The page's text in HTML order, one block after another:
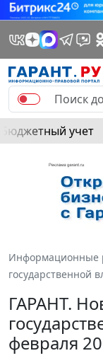
Бюджетный учет
Информационные
государственной
ГАРАНТ.
февраля